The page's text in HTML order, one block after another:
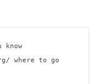
where to go